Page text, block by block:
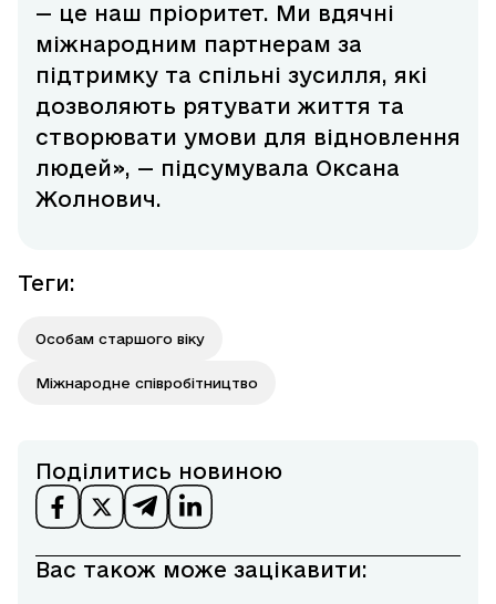
— це наш пріоритет. Ми вдячні
міжнародним партнерам за
підтримку та спільні зусилля, які
дозволяють рятувати життя та
створювати умови для відновлення
людей», — підсумувала Оксана
Жолнович.
Теги:
Особам старшого віку
Міжнародне співробітництво
Поділитись новиною
Вас також може зацікавити: